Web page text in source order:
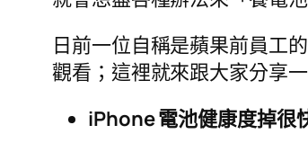
日前一位自稱是蘋果前員工
觀看；這裡就來跟大家分享
iPhone 電池健康度掉很